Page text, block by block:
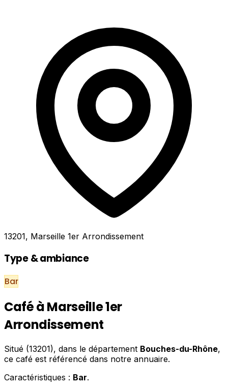
13201, Marseille 1er Arrondissement
Type & ambiance
Bar
Café à Marseille 1er
Arrondissement
Situé (13201), dans le département Bouches-du-Rhône,
ce café est référencé dans notre annuaire.
Caractéristiques : Bar.